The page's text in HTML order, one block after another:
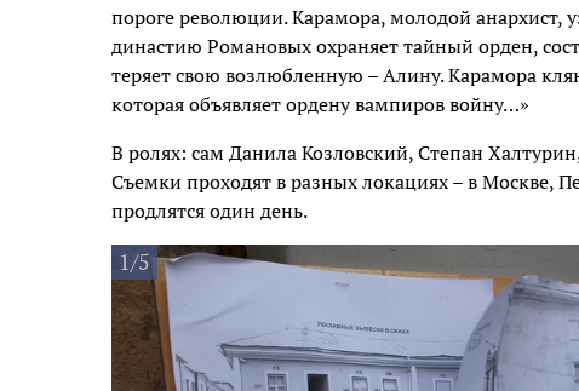
пороге революции. Карамора, молодой анархист,
династию Романовых охраняет тайный орден,
теряет свою возлюбленную – Алину. Карамора
которая объявляет ордену вампиров войну…»
В ролях: сам Данила Козловский, Степан
Съемки проходят в разных локациях – в Москве,
продлятся один день.
1/5